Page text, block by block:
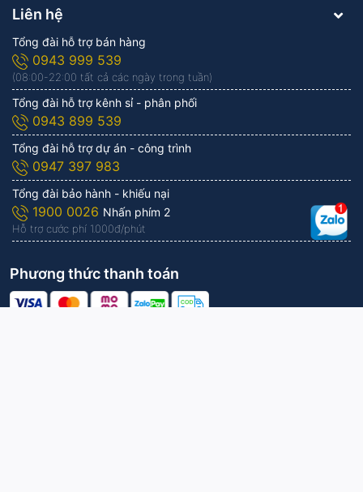
Liên hệ
Tổng đài hỗ trợ bán hàng
0943 999 539
(08:00-22:00 tất cả các ngày trong tuần)
Tổng đài hỗ trợ kênh sỉ - phân phối
0943 899 539
Tổng đài hỗ trợ dự án - công trình
0947 397 983
Tổng đài bảo hành - khiếu nại
1900 0026 Nhấn phím 2
Hỗ trợ cước phí 1.000đ/phút
Phương thức thanh toán